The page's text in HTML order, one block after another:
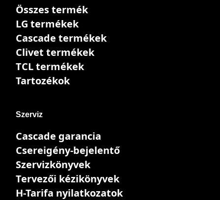
Összes termék
LG termékek
Cascade termékek
Clivet termékek
TCL termékek
Tartozékok
Szerviz
Cascade garancia
Csereigény-bejelentő
Szervizkönyvek
Tervezői kézikönyvek
H-Tarifa nyilatkozatok